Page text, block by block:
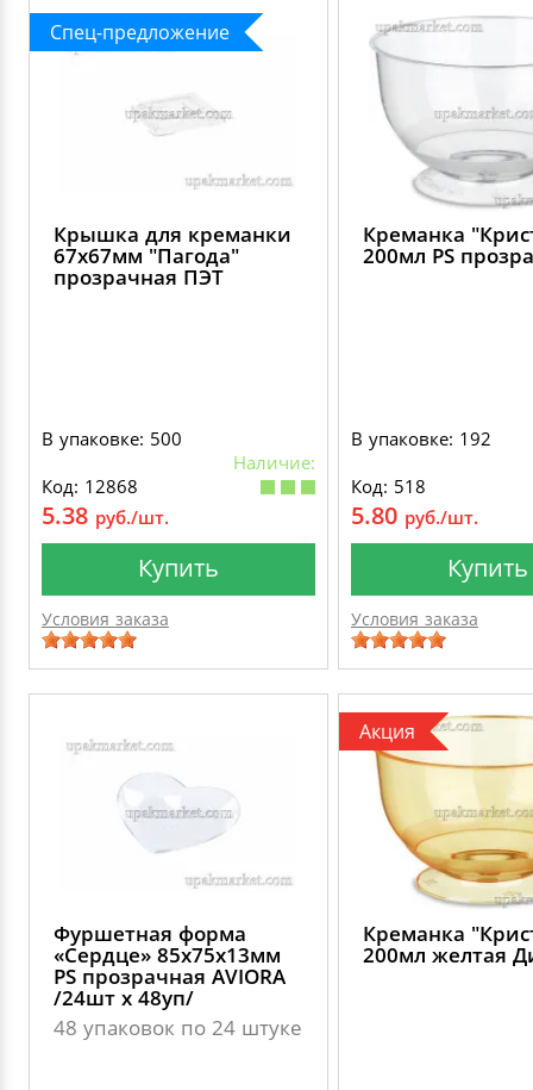
Спец-предложение
Крышка для креманки
67х67мм "Пагода"
прозрачная ПЭТ
В упаковке: 500
Наличие:
Код: 12868
5.38 руб./шт.
Купить
Условия заказа
Креманка
200мл PS
В упаковке: 192
Код: 518
5.80 руб./шт.
Купить
Условия заказа
Фуршетная форма
«Сердце» 85х75х13мм
PS прозрачная AVIORA
/24шт х 48уп/
48 упаковок по 24 штуке
Акция
Креманка
200мл желтая